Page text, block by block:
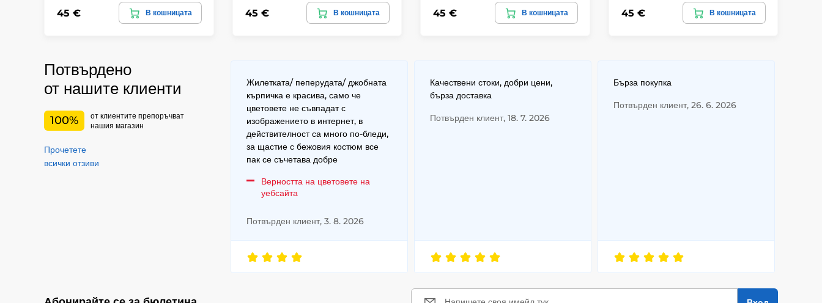
45 € В кошницата 45 € В кошницата 45 € В кошницата 45 € В кошницата
Потвърдено
от нашите клиенти
100%
от клиентите препоръчват
нашия магазин
Прочетете
всички отзиви
Жилетката/ пеперудата/ джобната
кърпичка е красива, само че
цветовете не съвпадат с
изображението в интернет, в
действителност са много по-бледи,
за щастие с бежовия костюм все
пак се съчетава добре
Верността на цветовете на
уебсайта
Потвърден клиент, 3. 8. 2026
Качествени стоки, добри цени,
бърза доставка
Потвърден клиент, 18. 7. 2026
Бърза покупка
Потвърден клиент, 26. 6. 2026